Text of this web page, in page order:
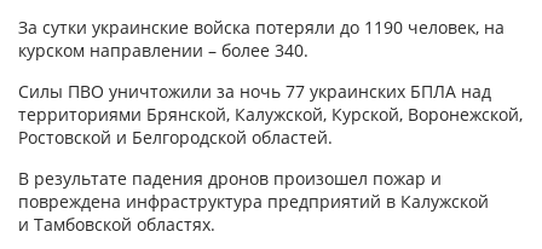
За сутки украинские войска потеряли до 1190 человек, на
курском направлении – более 340.
Силы ПВО уничтожили за ночь 77 украинских БПЛА над
территориями Брянской, Калужской, Курской, Воронежской,
Ростовской и Белгородской областей.
В результате падения дронов произошел пожар и
повреждена инфраструктура предприятий в Калужской
и Тамбовской областях.